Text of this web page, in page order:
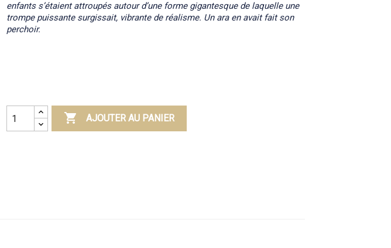
enfants s’étaient attroupés autour d’une forme gigantesque de laquelle une
trompe puissante surgissait, vibrante de réalisme. Un ara en avait fait son
perchoir.
 AJOUTER AU PANIER